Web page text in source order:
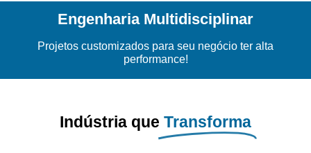
Engenharia Multidisciplinar
Projetos customizados para seu negócio ter alta
performance!
Indústria que Transforma